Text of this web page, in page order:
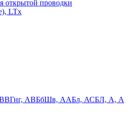
открытой проводки
LTx
АВБбШв, ААБл, АСБЛ, А, А